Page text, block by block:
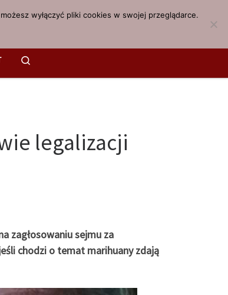
legalizacji
zagłosowaniu sejmu za
chodzi o temat marihuany zdają
wyłączyć pliki cookies w swojej przeglądarce.